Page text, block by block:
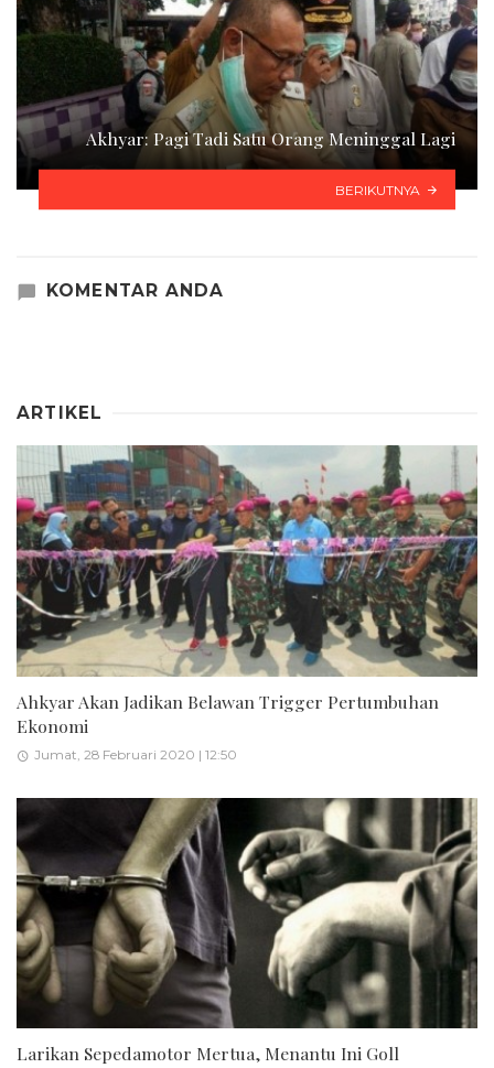
Akhyar: Pagi Tadi Satu Orang Meninggal Lagi
BERIKUTNYA
KOMENTAR ANDA
ARTIKEL
Ahkyar Akan Jadikan Belawan Trigger Pertumbuhan
Ekonomi
Jumat, 28 Februari 2020 | 12:50
Larikan Sepedamotor Mertua, Menantu Ini Goll